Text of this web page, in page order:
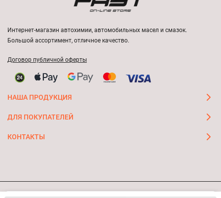
Интернет-магазин автохимии, автомобильных масел и смазок.
Большой ассортимент, отличное качество.
Договор публичной оферты
НАША ПРОДУКЦИЯ
ДЛЯ ПОКУПАТЕЛЕЙ
КОНТАКТЫ